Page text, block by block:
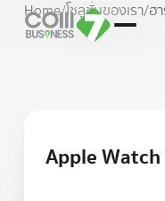
Home/โซลูชั่นของเรา/ฮ
Apple